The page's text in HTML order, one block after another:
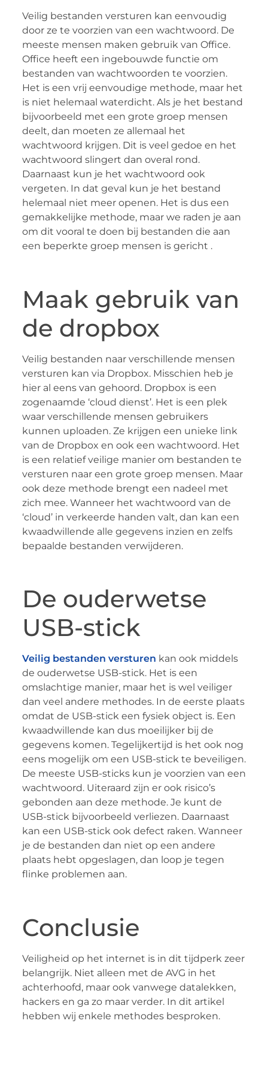
Veilig bestanden versturen kan eenvoudig
door ze te voorzien van een wachtwoord. De
meeste mensen maken gebruik van Office.
Office heeft een ingebouwde functie om
bestanden van wachtwoorden te voorzien.
Het is een vrij eenvoudige methode, maar het
is niet helemaal waterdicht. Als je het bestand
bijvoorbeeld met een grote groep mensen
deelt, dan moeten ze allemaal het
wachtwoord krijgen. Dit is veel gedoe en het
wachtwoord slingert dan overal rond.
Daarnaast kun je het wachtwoord ook
vergeten. In dat geval kun je het bestand
helemaal niet meer openen. Het is dus een
gemakkelijke methode, maar we raden je aan
om dit vooral te doen bij bestanden die aan
een beperkte groep mensen is gericht .
Maak gebruik van
de dropbox
Veilig bestanden naar verschillende mensen
versturen kan via Dropbox. Misschien heb je
hier al eens van gehoord. Dropbox is een
zogenaamde ‘cloud dienst’. Het is een plek
waar verschillende mensen gebruikers
kunnen uploaden. Ze krijgen een unieke link
van de Dropbox en ook een wachtwoord. Het
is een relatief veilige manier om bestanden te
versturen naar een grote groep mensen. Maar
ook deze methode brengt een nadeel met
zich mee. Wanneer het wachtwoord van de
‘cloud’ in verkeerde handen valt, dan kan een
kwaadwillende alle gegevens inzien en zelfs
bepaalde bestanden verwijderen.
De ouderwetse
USB-stick
Veilig bestanden versturen kan ook middels
de ouderwetse USB-stick. Het is een
omslachtige manier, maar het is wel veiliger
dan veel andere methodes. In de eerste plaats
omdat de USB-stick een fysiek object is. Een
kwaadwillende kan dus moeilijker bij de
gegevens komen. Tegelijkertijd is het ook nog
eens mogelijk om een USB-stick te beveiligen.
De meeste USB-sticks kun je voorzien van een
wachtwoord. Uiteraard zijn er ook risico’s
gebonden aan deze methode. Je kunt de
USB-stick bijvoorbeeld verliezen. Daarnaast
kan een USB-stick ook defect raken. Wanneer
je de bestanden dan niet op een andere
plaats hebt opgeslagen, dan loop je tegen
flinke problemen aan.
Conclusie
Veiligheid op het internet is in dit tijdperk zeer
belangrijk. Niet alleen met de AVG in het
achterhoofd, maar ook vanwege datalekken,
hackers en ga zo maar verder. In dit artikel
hebben wij enkele methodes besproken.